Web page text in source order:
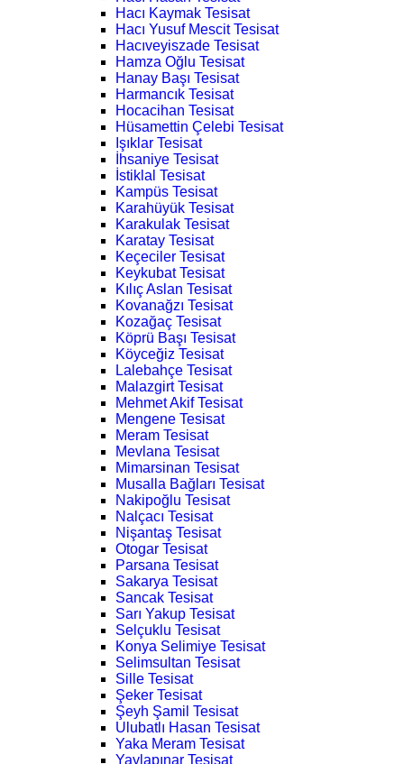
Hacı Kaymak Tesisat
Hacı Yusuf Mescit Tesisat
Hacıveyiszade Tesisat
Hamza Oğlu Tesisat
Hanay Başı Tesisat
Harmancık Tesisat
Hocacihan Tesisat
Hüsamettin Çelebi Tesisat
Işıklar Tesisat
İhsaniye Tesisat
İstiklal Tesisat
Kampüs Tesisat
Karahüyük Tesisat
Karakulak Tesisat
Karatay Tesisat
Keçeciler Tesisat
Keykubat Tesisat
Kılıç Aslan Tesisat
Kovanağzı Tesisat
Kozağaç Tesisat
Köprü Başı Tesisat
Köyceğiz Tesisat
Lalebahçe Tesisat
Malazgirt Tesisat
Mehmet Akif Tesisat
Mengene Tesisat
Meram Tesisat
Mevlana Tesisat
Mimarsinan Tesisat
Musalla Bağları Tesisat
Nakipoğlu Tesisat
Nalçacı Tesisat
Nişantaş Tesisat
Otogar Tesisat
Parsana Tesisat
Sakarya Tesisat
Sancak Tesisat
Sarı Yakup Tesisat
Selçuklu Tesisat
Konya Selimiye Tesisat
Selimsultan Tesisat
Sille Tesisat
Şeker Tesisat
Şeyh Şamil Tesisat
Ulubatlı Hasan Tesisat
Yaka Meram Tesisat
Yaylapınar Tesisat